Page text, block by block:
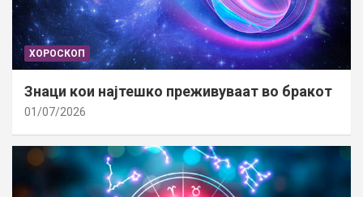
ХОРОСКОП
Знаци кои најтешко преживуваат во бракот
01/07/2026